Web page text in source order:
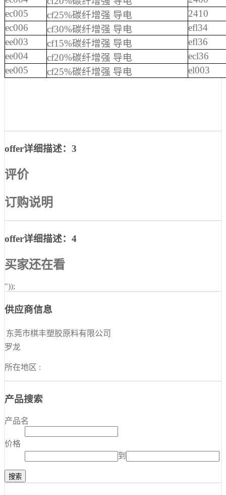
ec005
cf25%碳纤增强 导电
2410
ec006
cf30%碳纤增强 导电
efl34
ee003
cf15%碳纤增强 导电
efl36
ee004
cf20%碳纤增强 导电
ecl36
ee005
cf25%碳纤增强 导电 el003
offer详细描述：3
评价
订购说明
offer详细描述：4
买家还在看
"));
供应商信息
东莞市棋丰塑胶原料有限公司
罗龙
所在地区 :
产品搜索
产品名
价格
到